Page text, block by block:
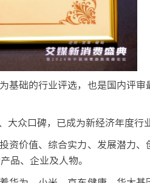
基础的行业评选，也是国内评审
众口碑，已成为新经济年度行
资价值、综合实力、发展潜力、
品、企业及人物。